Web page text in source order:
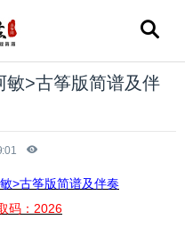
敏>古筝版简谱及伴
>古筝版简谱及伴奏
码：2026